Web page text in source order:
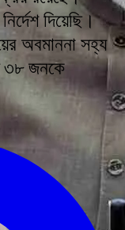
দিয়েছি।
অবমাননা সহ্য
৩৮ জনকে